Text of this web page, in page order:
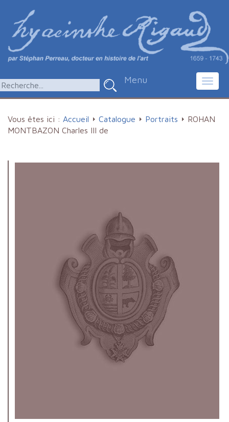
Menu
Vous êtes ici : Accueil Catalogue Portraits
ROHAN
MONTBAZON Charles III de